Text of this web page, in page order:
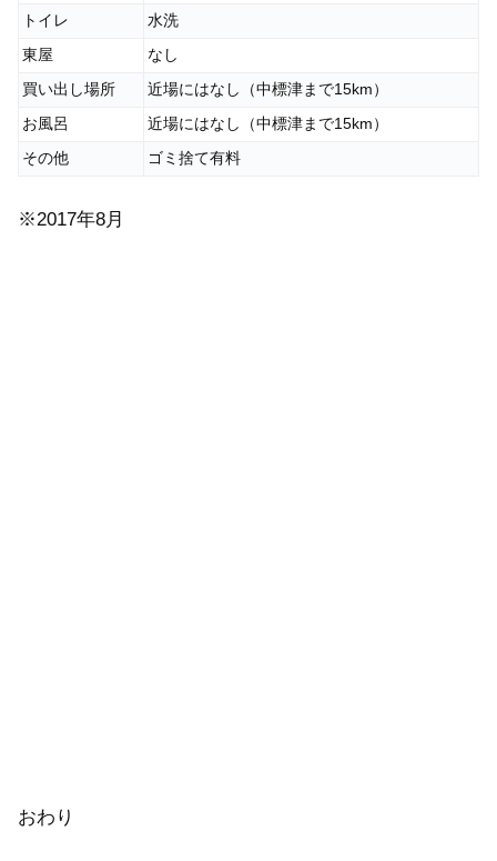
トイレ 水洗
東屋 なし
買い出し場所 近場にはなし（中標津まで15km）
お風呂 近場にはなし（中標津まで15km）
その他 ゴミ捨て有料
※2017年8月
おわり